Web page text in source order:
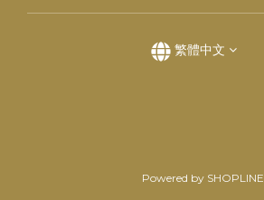
繁體中文
Powered by SHOPLINE